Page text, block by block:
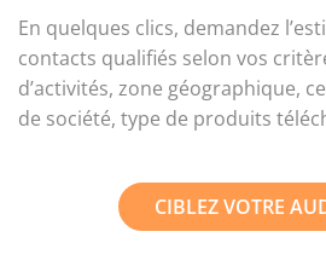
En quelques clics, demandez
contacts qualifiés selon vos
d’activités, zone géographique,
de société, type de produits
CIBLEZ VOTRE